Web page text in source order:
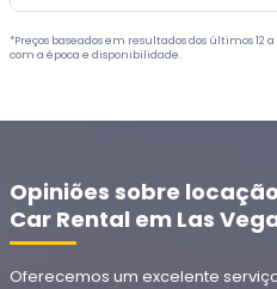
*Preços baseados em resultados dos últimos 12
com a época e disponibilidade.
Opiniões sobre
Car Rental em Las
Oferecemos um excelente